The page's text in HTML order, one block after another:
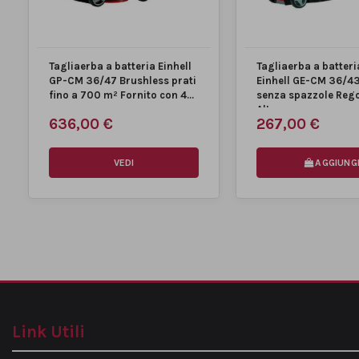
raccolta
Velocità al minimo max. 3500 min^-1
Tagliaerba a batteria Einhell
GP-CM 36/47 Brushless prati
fino a 700 m² Fornito con 4...
636,00 €
VEDI
Tagliaerba a
Einhell GE-CM 36/
senza spazzole
Altezza...
267,00 €
AGGIUNGI
Link Utili